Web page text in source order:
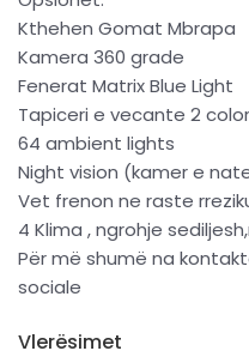
Kthehen Gomat Mbrapa
Kamera 360 grade
Fenerat Matrix Blue Light
Tapiceri e vecante 2 color
64 ambient lights
Night vision (kamer e
Vet frenon ne raste
4 Klima , ngrohje
Për më shumë na
sociale
Vlerësimet